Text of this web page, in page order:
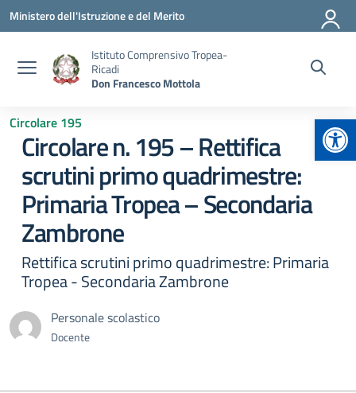
Vai ai contenuti
Vai al menu di navigazione
Vai al footer
Ministero dell'Istruzione e del Merito
Istituto Comprensivo Tropea-
Ricadi
Don Francesco Mottola
Circolare 195
Circolare n. 195 – Rettifica
scrutini primo quadrimestre:
Primaria Tropea – Secondaria
Zambrone
Rettifica scrutini primo quadrimestre: Primaria
Tropea - Secondaria Zambrone
Personale scolastico
Docente